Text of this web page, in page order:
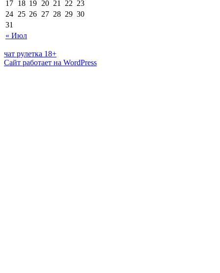
« Июл
17 18 19 20 21 22 23
24 25 26 27 28 29 30
31
чат рулетка 18+
Сайт работает на WordPress